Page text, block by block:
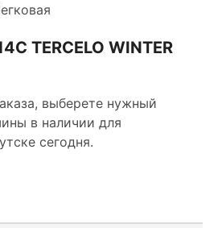
TERCELO WINTER
выберете нужный
в наличии для
сегодня.